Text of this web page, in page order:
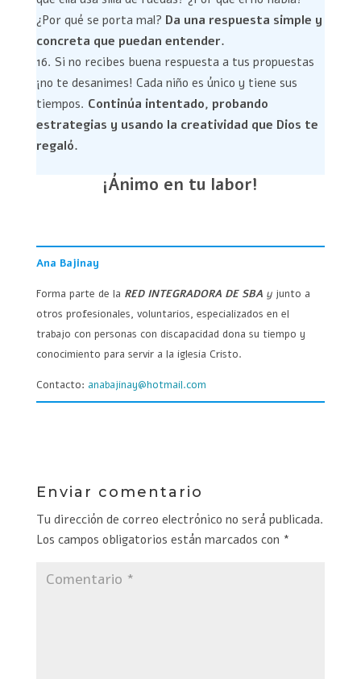
¿Por qué se porta mal? Da una respuesta simple y
concreta que puedan entender.
Si no recibes buena respuesta a tus propuestas
¡no te desanimes! Cada niño es único y tiene sus
tiempos. Continúa intentado, probando
estrategias y usando la creatividad que Dios te
regaló.
¡Ánimo en tu labor!
Ana Bajinay
Forma parte de la RED INTEGRADORA DE SBA yjunto a
otros profesionales, voluntarios, especializados en el
trabajo con personas con discapacidad dona su tiempo y
conocimiento para servir a la iglesia Cristo.
Contacto: anabajinay@hotmail.com
Enviar comentario
Tu dirección de correo electrónico no será publicada.
Los campos obligatorios están marcados con *